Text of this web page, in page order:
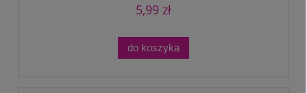
5,99 zł
do koszyka